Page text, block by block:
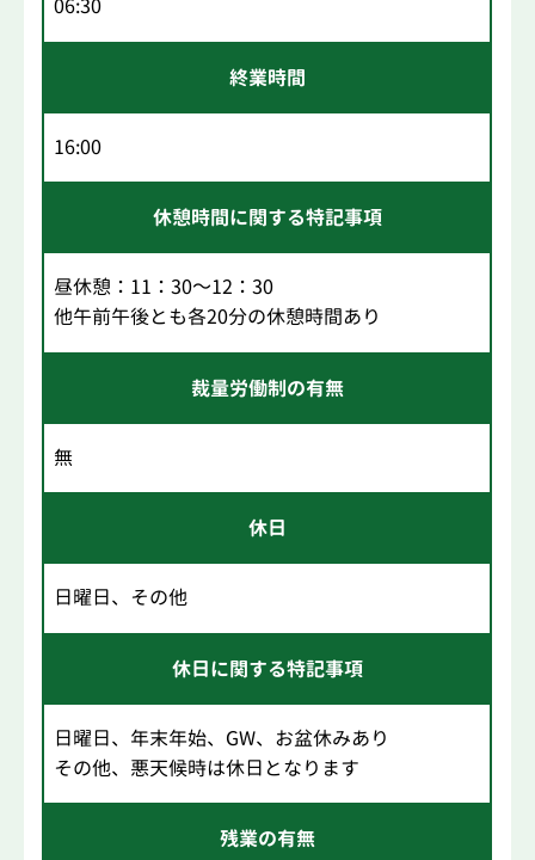
06:30
終業時間
16:00
休憩時間に関する特記事項
昼休憩：11：30～12：30
他午前午後とも各20分の休憩時間あり
裁量労働制の有無
無
休日
日曜日、その他
休日に関する特記事項
日曜日、年末年始、GW、お盆休みあり
その他、悪天候時は休日となります
残業の有無